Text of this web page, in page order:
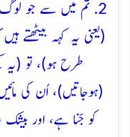
2. تم میں سے جو لوگ
(یعنی یہ کہہ بیٹھتے
طرح ہو)، تو (یہ
(ہوجاتیں)، اُن کی
کو جَنا ہے، اور